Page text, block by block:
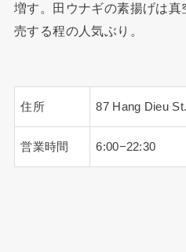
増す。田ウナギの素揚げは
売する程の人気ぶり。
住所 87 Hang Dieu
営業時間 6:00−22:30